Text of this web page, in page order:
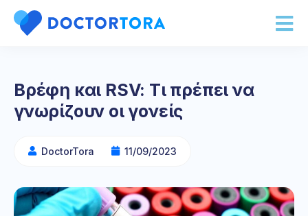
Βρέφη και RSV: Τι πρέπει να
γνωρίζουν οι γονείς
DoctorTora 11/09/2023